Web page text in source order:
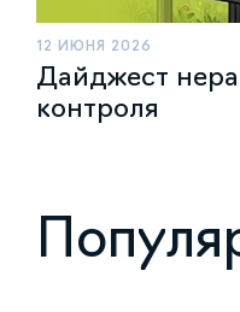
12 ИЮНЯ 2026
Дайджест
контроля